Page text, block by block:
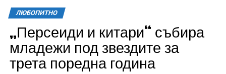
Всички събития ще се проведат в парк „Максим
Райкович“, срещу часовниковата кула, с вход
свободен. Програмата ще започне на 12 август с
ЛЮБОПИТНО
„Персеиди и китари“ събира
младежи под звездите за
трета поредна година